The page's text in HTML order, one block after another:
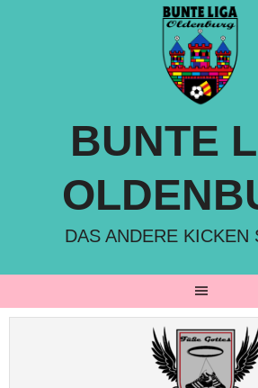
BUNTE
DAS ANDERE KICKEN